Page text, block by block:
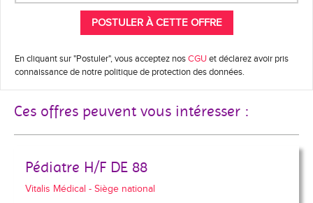
En cliquant sur "Postuler", vous acceptez nosCGU et déclarez avoir pris
connaissance de notre politique de protection des données.
Ces offres peuvent vous intéresser :
Pédiatre H/F DE 88
Vitalis Médical - Siège national